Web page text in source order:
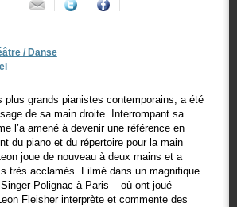
/ Danse
plus grands pianistes contemporains, a été
de sa main droite. Interrompant sa
l’a amené à devenir une référence en
du piano et du répertoire pour la main
joue de nouveau à deux mains et a
très acclamés. Filmé dans un magnifique
Polignac à Paris – où ont joué
Fleisher interprète et commente des